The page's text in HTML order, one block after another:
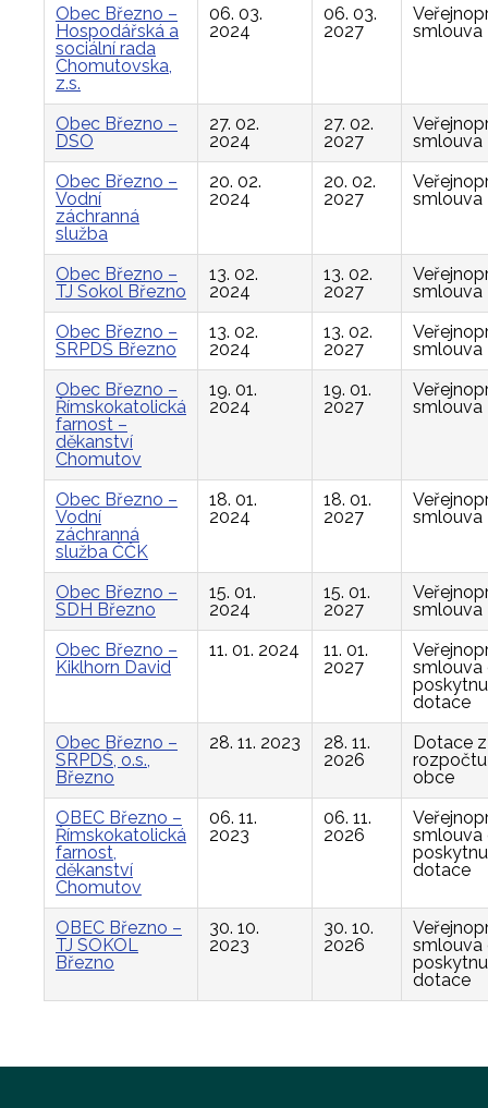
Obec Březno –
Hospodářská a
sociální rada
Chomutovska,
z.s.
06. 03.
2024
06. 03.
2027
smlouva
Obec Březno –
DSO
27. 02.
2024
27. 02.
2027
smlouva
Obec Březno –
Vodní
záchranná
služba
20. 02.
2024
20. 02.
2027
smlouva
Obec Březno –
TJ Sokol Březno
13. 02.
2024
13. 02.
2027
smlouva
Obec Březno –
SRPDŠ Březno
13. 02.
2024
13. 02.
2027
smlouva
Obec Březno –
Římskokatolická
farnost –
děkanství
Chomutov
19. 01.
2024
19. 01.
2027
smlouva
Obec Březno –
Vodní
záchranná
služba ČČK
18. 01.
2024
18. 01.
2027
smlouva
Obec Březno –
SDH Březno
15. 01.
2024
15. 01.
2027
smlouva
Obec Březno –
Kiklhorn David
11. 01. 2024
11. 01.
2027
smlouva
dotace
Obec Březno –
SRPDŠ, o.s.,
Březno
28. 11. 2023
28. 11.
2026
Dotace z
rozpočtu
obce
OBEC Březno –
Římskokatolická
farnost,
děkanství
Chomutov
06. 11.
2023
06. 11.
2026
smlouva
dotace
OBEC Březno –
TJ SOKOL
Březno
30. 10.
2023
30. 10.
2026
smlouva
dotace